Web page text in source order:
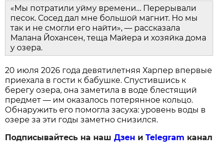
«Мы потратили уйму времени… Перерывали
песок. Сосед дал мне большой магнит. Но мы
так и не смогли его найти», — рассказала
Малана Йохансен, теща Майера и хозяйка дома
у озера.
20 июля 2026 года девятилетняя Харпер впервые
приехала в гости к бабушке. Спустившись к
берегу озера, она заметила в воде блестящий
предмет — им оказалось потерянное кольцо.
Обнаружить его помогла засуха: уровень воды в
озере за эти годы заметно снизился.
Подписывайтесь на нашДзен иTelegram канал